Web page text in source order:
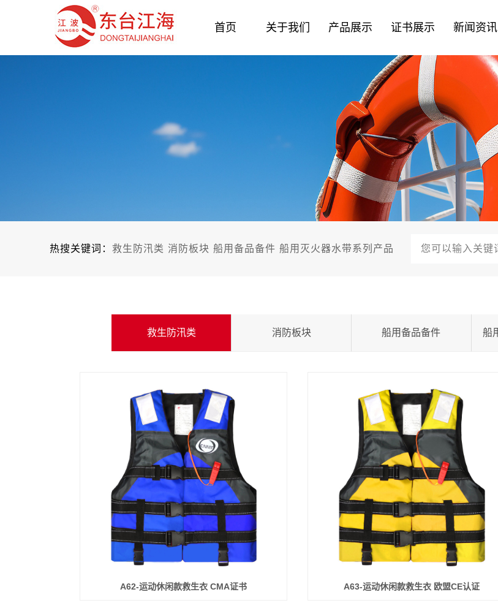
首页 关于我们 产品展示 证书展示 新闻资讯
热搜关键词： 救生防汛类 消防板块 船用备品备件 船用灭火器水带系列产品
救生防汛类 消防板块 船用备品备件
A62-运动休闲款救生衣 CMA证书 A63-运动休闲款救生衣 欧盟CE认证